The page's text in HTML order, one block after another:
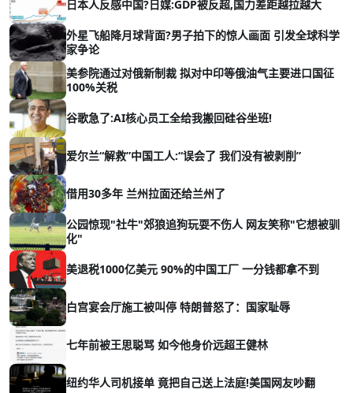
日本人反感中国?日媒:GDP被反超,国力差距越拉越大
外星飞船降月球背面?男子拍下的惊人画面 引发全球科学
家争论
美参院通过对俄新制裁 拟对中印等俄油气主要进口国征
100%关税
谷歌急了:AI核心员工全给我搬回硅谷坐班!
爱尔兰“解救”中国工人:“误会了 我们没有被剥削”
借用30多年 兰州拉面还给兰州了
公园惊现"社牛"郊狼追狗玩耍不伤人 网友笑称"它想被驯
化"
美退税1000亿美元 90%的中国工厂 一分钱都拿不到
白宫宴会厅施工被叫停 特朗普怒了：国家耻辱
七年前被王思聪骂 如今他身价远超王健林
纽约华人司机接单 竟把自己送上法庭!美国网友吵翻